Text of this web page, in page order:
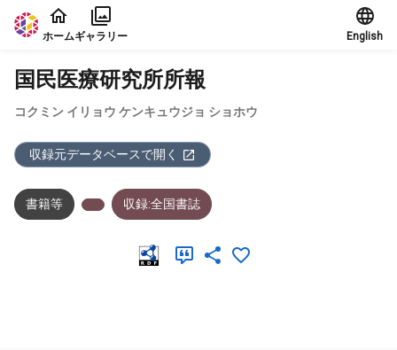
本文に飛ぶ
ホームギャラリー English
国民医療研究所所報
コクミン イリョウ ケンキュウジョ ショホウ
収録元データベースで開く
書籍等 収録:全国書誌